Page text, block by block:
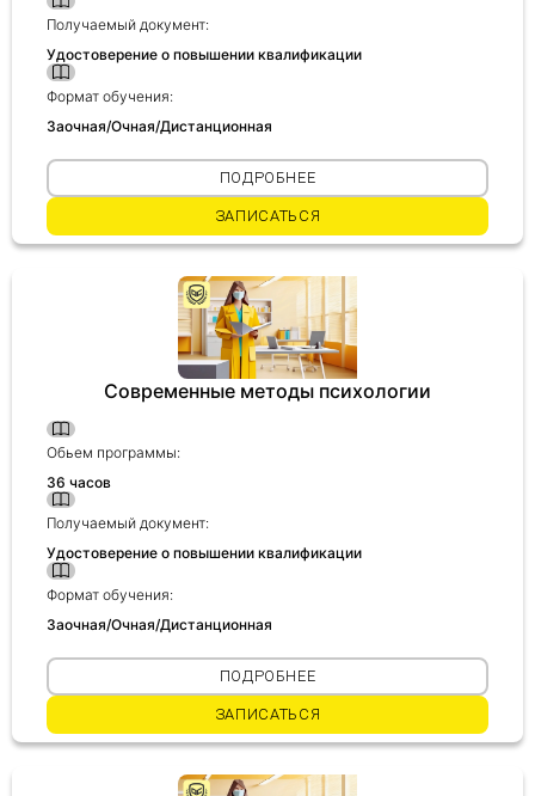
Получаемый документ:
Удостоверение о повышении квалификации
Формат обучения:
Заочная/Очная/Дистанционная
ПОДРОБНЕЕ
ЗАПИСАТЬСЯ
Современные методы психологии
Обьем программы:
36 часов
Получаемый документ:
Удостоверение о повышении квалификации
Формат обучения:
Заочная/Очная/Дистанционная
ПОДРОБНЕЕ
ЗАПИСАТЬСЯ